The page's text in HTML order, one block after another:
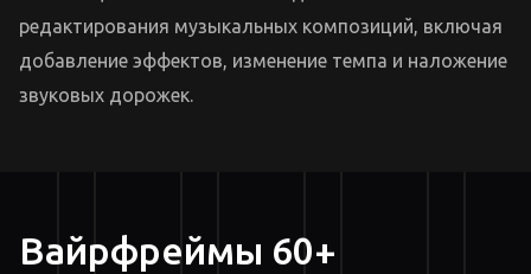
редактирования музыкальных композиций, включая
добавление эффектов, изменение темпа и наложение
звуковых дорожек.
Вайрфреймы 60+